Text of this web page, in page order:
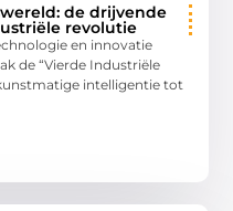
de drijvende
revolutie
en innovatie
de “Vierde Industriële
intelligentie tot